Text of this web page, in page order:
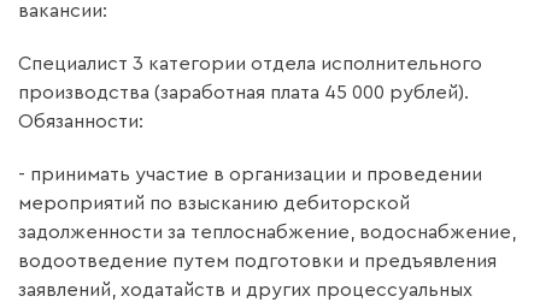
вакансии:
Специалист 3 категории отдела исполнительного
производства (заработная плата 45 000 рублей).
Обязанности:
- принимать участие в организации и проведении
мероприятий по взысканию дебиторской
задолженности за теплоснабжение, водоснабжение,
водоотведение путем подготовки и предъявления
заявлений, ходатайств и других процессуальных